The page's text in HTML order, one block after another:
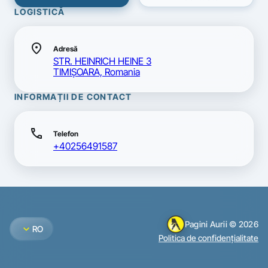
LOGISTICĂ
location_on Adresă
STR. HEINRICH HEINE 3
TIMIŞOARA, Romania
INFORMAȚII DE CONTACT
call Telefon
+40256491587
expand_more RO
Pagini Aurii © 2026
Politica de confidențialitate